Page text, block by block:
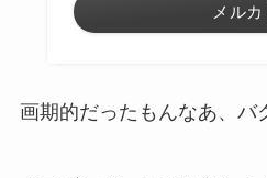
メルカ
画期的だったもんなあ、バ